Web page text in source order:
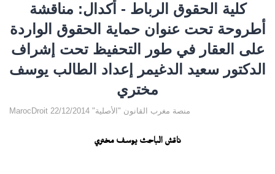
كلية الحقوق الرباط - أكدال: مناقشة
أطروحة تحت عنوان حماية الحقوق الواردة
على العقار في طور التحفيظ تحت إشراف
الدكتور سعيد الدغيمر إعداد الطالب يوسف
مختري
MarocDroit منصة مغرب القانون "الأصلية" 22/12/2014
ناقش الباحث يوسف مختري